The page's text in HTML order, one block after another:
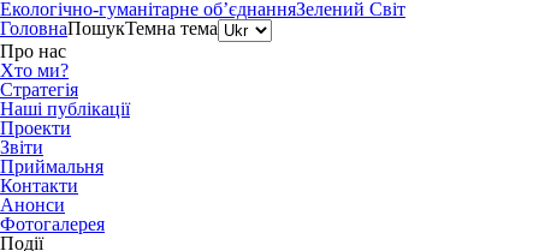
Екологічно-гуманітарне об’єднанняЗелений Світ
ГоловнаПошукТемна тема
Про нас
Хто ми?
Стратегія
Наші публікації
Проекти
Звіти
Приймальня
Контакти
Анонси
Фотогалерея
Події